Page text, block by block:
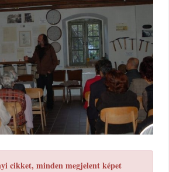
cikket, minden megjelent képet